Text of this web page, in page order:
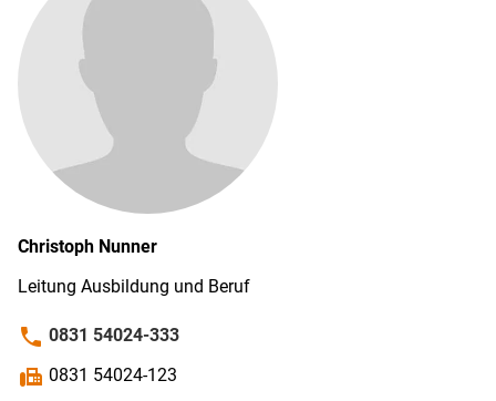
Christoph Nunner
Leitung Ausbildung und Beruf
phone 0831 54024-333
fax 0831 54024-123